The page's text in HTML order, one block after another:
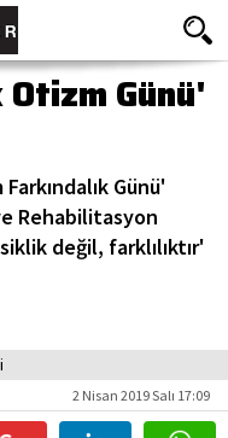
Otizm Günü'
Günü'
Rehabilitasyon
değil, farklılıktır'
2 Nisan 2019 Salı 17:09